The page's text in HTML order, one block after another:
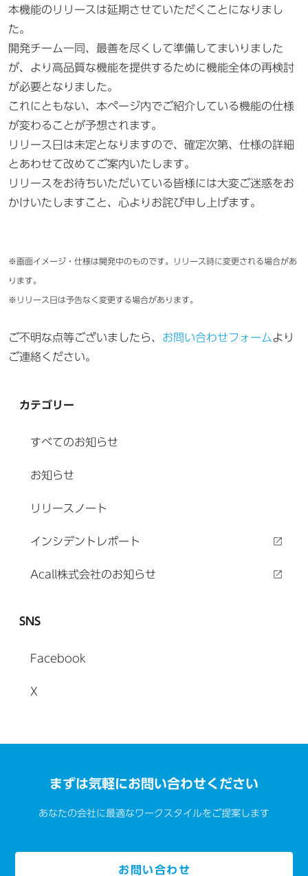
本機能のリリースは延期させていただくことになりまし
た。
開発チーム一同、最善を尽くして準備してまいりました
が、より高品質な機能を提供するために機能全体の再検討
が必要となりました。
これにともない、本ページ内でご紹介している機能の仕様
が変わることが予想されます。
リリース日は未定となりますので、確定次第、仕様の詳細
とあわせて改めてご案内いたします。
リリースをお待ちいただいている皆様には大変ご迷惑をお
かけいたしますこと、心よりお詫び申し上げます。
※画面イメージ・仕様は開発中のものです。リリース時に変更される場合があ
ります。
※リリース日は予告なく変更する場合があります。
ご不明な点等ございましたら、 お問い合わせフォームより
ご連絡ください。
カテゴリー
すべてのお知らせ
お知らせ
リリースノート
インシデントレポート
Acall株式会社のお知らせ
SNS
Facebook
X
まずは気軽にお問い合わせください
あなたの会社に最適なワークスタイルをご提案します
お問い合わせ